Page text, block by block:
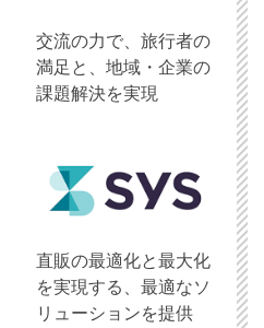
交流の力で、旅行者の
満足と、地域・企業の
課題解決を実現
直販の最適化と最大化
を実現する、最適なソ
リューションを提供